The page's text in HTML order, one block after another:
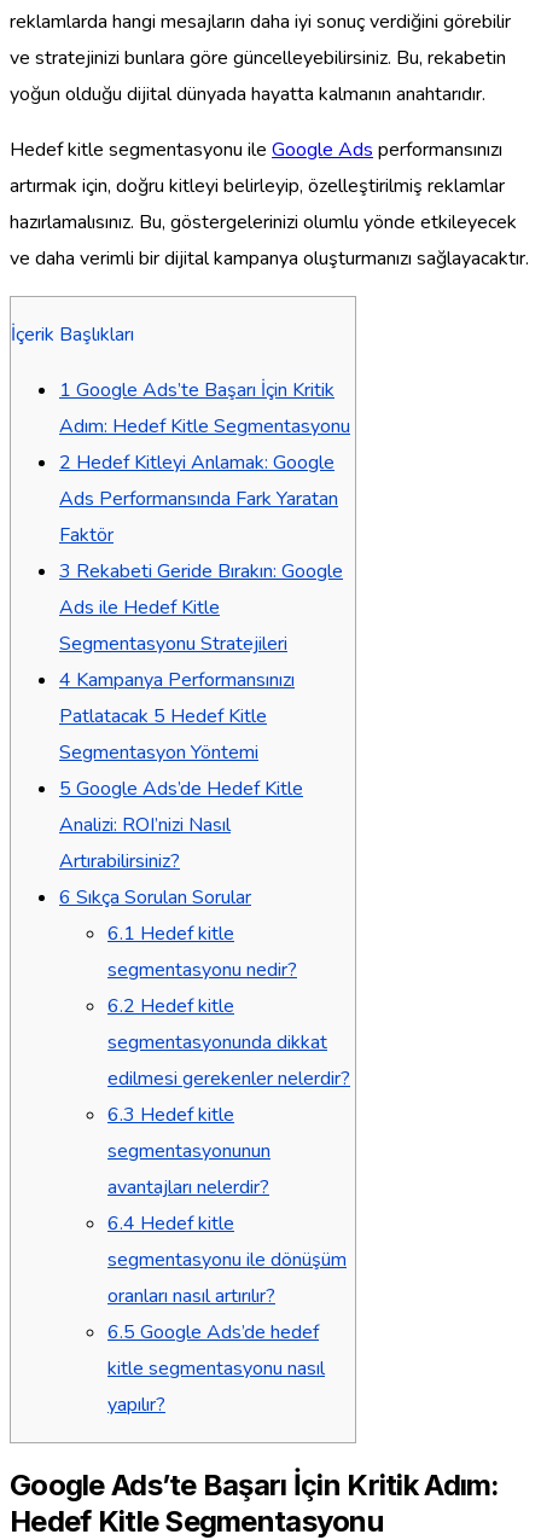
reklamlarda hangi mesajların daha iyi sonuç verdiğini görebilir
ve stratejinizi bunlara göre güncelleyebilirsiniz. Bu, rekabetin
yoğun olduğu dijital dünyada hayatta kalmanın anahtarıdır.
Hedef kitle segmentasyonu ile Google Ads performansınızı
artırmak için, doğru kitleyi belirleyip, özelleştirilmiş reklamlar
hazırlamalısınız. Bu, göstergelerinizi olumlu yönde etkileyecek
ve daha verimli bir dijital kampanya oluşturmanızı sağlayacaktır.
İçerik Başlıkları
1 Google Ads’te Başarı İçin Kritik
Adım: Hedef Kitle Segmentasyonu
2 Hedef Kitleyi Anlamak: Google
Ads Performansında Fark Yaratan
Faktör
3 Rekabeti Geride Bırakın: Google
Ads ile Hedef Kitle
Segmentasyonu Stratejileri
4 Kampanya Performansınızı
Patlatacak 5 Hedef Kitle
Segmentasyon Yöntemi
5 Google Ads’de Hedef Kitle
Analizi: ROI’nizi Nasıl
Artırabilirsiniz?
6 Sıkça Sorulan Sorular
6.1 Hedef kitle
segmentasyonu nedir?
6.2 Hedef kitle
segmentasyonunda dikkat
edilmesi gerekenler nelerdir?
6.3 Hedef kitle
segmentasyonunun
avantajları nelerdir?
6.4 Hedef kitle
segmentasyonu ile dönüşüm
oranları nasıl artırılır?
6.5 Google Ads’de hedef
kitle segmentasyonu nasıl
yapılır?
Google Ads’te Başarı İçin Kritik Adım:
Hedef Kitle Segmentasyonu